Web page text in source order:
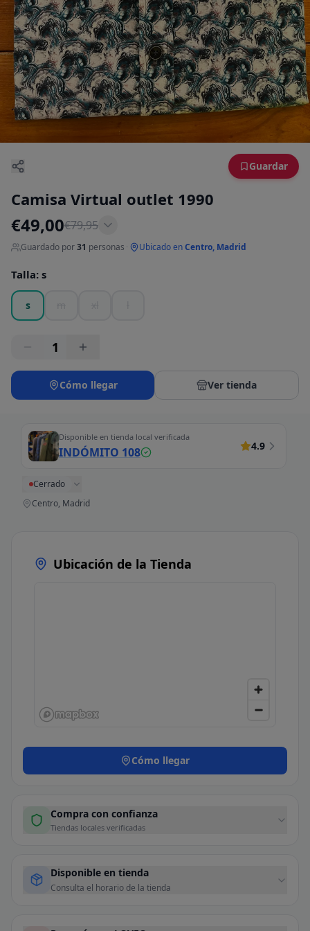
Guardar
Camisa Virtual outlet 1990
€49,00€79,95
Guardado por31 personas Ubicado enCentro, Madrid
Talla: s
s
1
Cómo llegar Ver tienda
Disponible en tienda local verificada
INDÓMITO 108 4.9
Cerrado
Centro, Madrid
Ubicación de la Tienda
Cómo llegar
Compra con confianza
Tiendas locales verificadas
Disponible en tienda
Consulta el horario de la tienda